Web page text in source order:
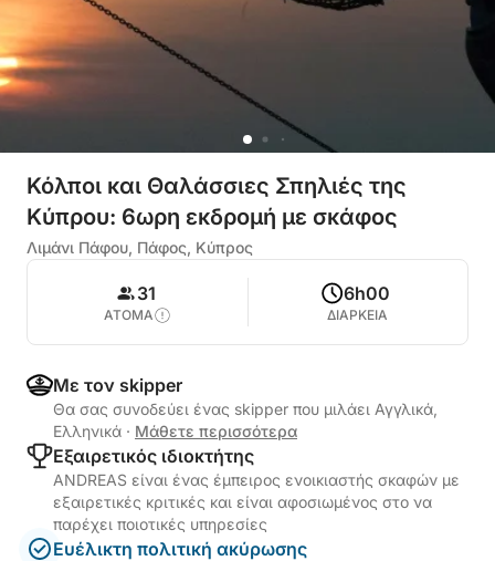
Κόλποι και Θαλάσσιες Σπηλιές της
Κύπρου: 6ωρη εκδρομή με σκάφος
Λιμάνι Πάφου, Πάφος, Κύπρος
31
ΑΤΟΜΑ
6h00
ΔΙΑΡΚΕΙΑ
Με τον skipper
Θα σας συνοδεύει ένας skipper που μιλάει Αγγλικά,
Ελληνικά · Μάθετε περισσότερα
Εξαιρετικός ιδιοκτήτης
ANDREAS είναι ένας έμπειρος ενοικιαστής σκαφών με
εξαιρετικές κριτικές και είναι αφοσιωμένος στο να
παρέχει ποιοτικές υπηρεσίες
Ευέλικτη πολιτική ακύρωσης